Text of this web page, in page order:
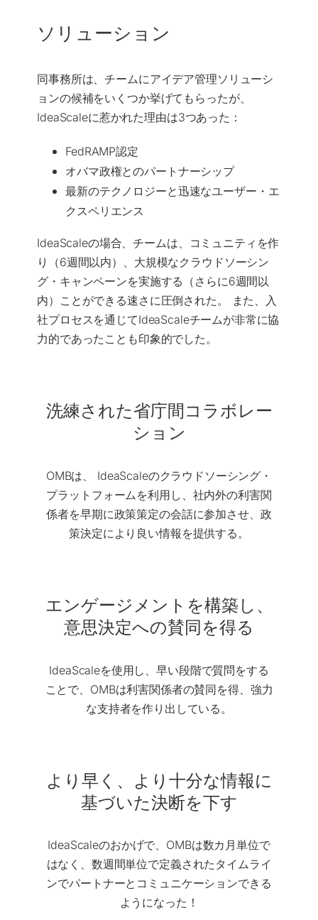
ソリューション
同事務所は、チームにアイデア管理ソリューシ
ョンの候補をいくつか挙げてもらったが、
IdeaScaleに惹かれた理由は3つあった：
FedRAMP認定
オバマ政権とのパートナーシップ
最新のテクノロジーと迅速なユーザー・エ
クスペリエンス
IdeaScaleの場合、チームは、コミュニティを作
り（6週間以内）、大規模なクラウドソーシン
グ・キャンペーンを実施する（さらに6週間以
内）ことができる速さに圧倒された。 また、入
社プロセスを通じてIdeaScaleチームが非常に協
力的であったことも印象的でした。
洗練された省庁間コラボレー
ション
OMBは、
IdeaScaleのクラウドソーシング・
プラットフォームを利用し 、社内外の利害関
係者を早期に政策策定の会話に参加させ、政
策決定により良い情報を提供する。
エンゲージメントを構築し、
意思決定への賛同を得る
IdeaScaleを使用し、早い段階で質問をする
ことで、OMBは利害関係者の賛同を得、強力
な支持者を作り出している。
より早く、より十分な情報に
基づいた決断を下す
IdeaScaleのおかげで、OMBは数カ月単位で
はなく、数週間単位で定義されたタイムライ
ンでパートナーとコミュニケーションできる
ようになった！